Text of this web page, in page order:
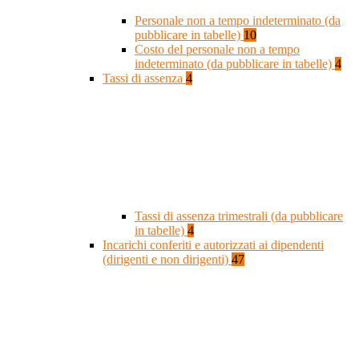
Personale non a tempo indeterminato (da
pubblicare in tabelle) 10
Costo del personale non a tempo
indeterminato (da pubblicare in tabelle) 4
Tassi di assenza 4
Tassi di assenza trimestrali (da pubblicare
in tabelle) 4
Incarichi conferiti e autorizzati ai dipendenti
(dirigenti e non dirigenti) 47